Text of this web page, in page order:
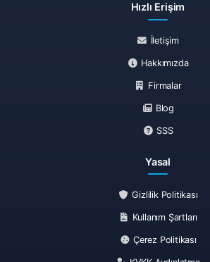
Hızlı Erişim
İletişim
Hakkımızda
Firmalar
Blog
SSS
Yasal
Gizlilik Politikası
Kullanım Şartları
Çerez Politikası